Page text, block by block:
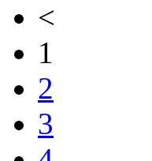
<
1
2
3